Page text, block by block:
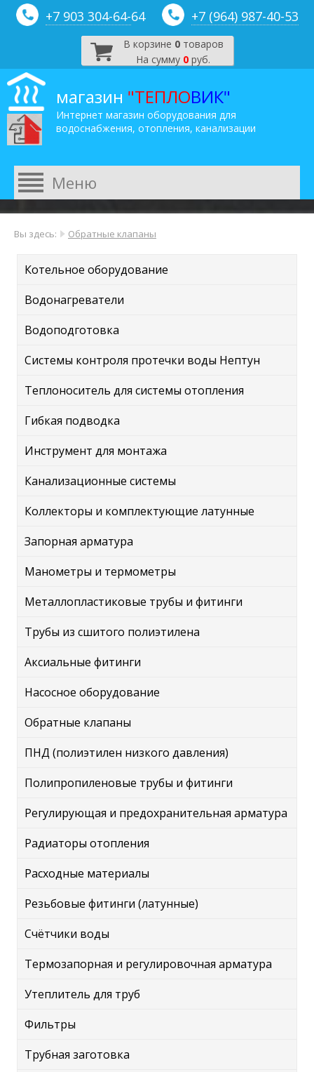
+7 903 304-64-64 +7 (964) 987-40-53
В корзине 0товаров
На сумму 0 руб.
магазин "ТЕПЛОВИК"
Интернет магазин оборудования для
водоснабжения, отопления, канализации
Вы здесь: Обратные клапаны
Котельное оборудование
Водонагреватели
Водоподготовка
Системы контроля протечки воды Нептун
Теплоноситель для системы отопления
Гибкая подводка
Инструмент для монтажа
Канализационные системы
Коллекторы и комплектующие латунные
Запорная арматура
Манометры и термометры
Металлопластиковые трубы и фитинги
Трубы из сшитого полиэтилена
Аксиальные фитинги
Насосное оборудование
Обратные клапаны
ПНД (полиэтилен низкого давления)
Полипропиленовые трубы и фитинги
Регулирующая и предохранительная арматура
Радиаторы отопления
Расходные материалы
Резьбовые фитинги (латунные)
Счётчики воды
Термозапорная и регулировочная арматура
Утеплитель для труб
Фильтры
Трубная заготовка